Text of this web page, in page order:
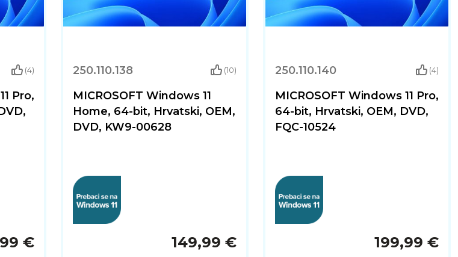
(4)
Pro,
€
250.110.138 (10)
MICROSOFT Windows 11
Home, 64-bit, Hrvatski, OEM,
DVD, KW9-00628
149,99 €
250.110.140 (4)
MICROSOFT Windows 11 Pro,
64-bit, Hrvatski, OEM, DVD,
FQC-10524
199,99 €